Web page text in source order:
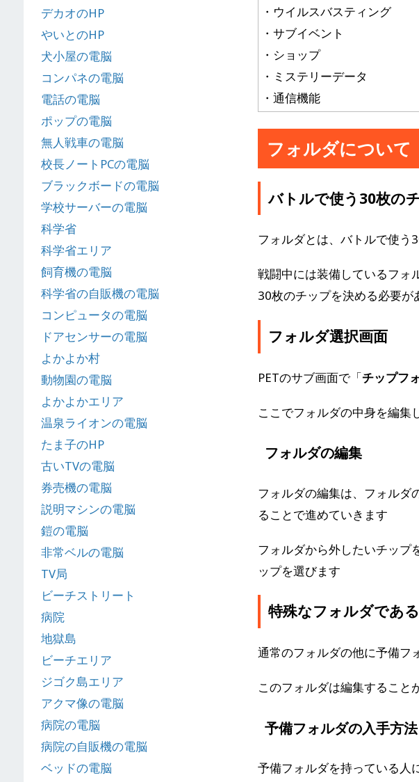
・ウイルスバスティング
・サブイベント
・ショップ
・ミステリーデータ
・通信機能
フォルダについて
バトルで使う30枚の
フォルダとは、バトルで使う
戦闘中には装備しているフォ
30枚のチップを決める必要が
フォルダ選択画面
PETのサブ画面で「チップフ
ここでフォルダの中身を編集
フォルダの編集
フォルダの編集は、フォルダ
ることで進めていきます
フォルダから外したいチップ
ップを選びます
特殊なフォルダであ
通常のフォルダの他に予備フ
このフォルダは編集すること
予備フォルダの入手方法
予備フォルダを持っている人
デカオのHP
やいとのHP
犬小屋の電脳
コンパネの電脳
電話の電脳
ポップの電脳
無人戦車の電脳
校長ノートPCの電脳
ブラックボードの電脳
学校サーバーの電脳
科学省
科学省エリア
飼育機の電脳
科学省の自販機の電脳
コンピュータの電脳
ドアセンサーの電脳
よかよか村
動物園の電脳
よかよかエリア
温泉ライオンの電脳
たま子のHP
古いTVの電脳
券売機の電脳
説明マシンの電脳
鎧の電脳
非常ベルの電脳
TV局
ビーチストリート
病院
地獄島
ビーチエリア
ジゴク島エリア
アクマ像の電脳
病院の電脳
病院の自販機の電脳
ベッドの電脳